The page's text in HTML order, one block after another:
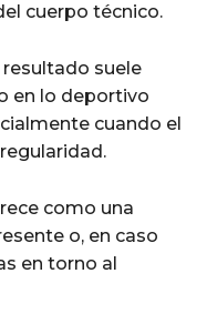
cuerpo técnico.
suele
en lo deportivo
cuando el
como una
o, en caso
en torno al